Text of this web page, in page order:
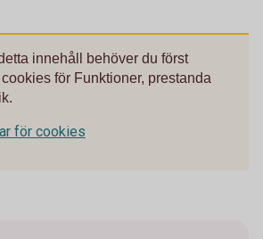
innehåll behöver du först
för Funktioner, prestanda
för cookies